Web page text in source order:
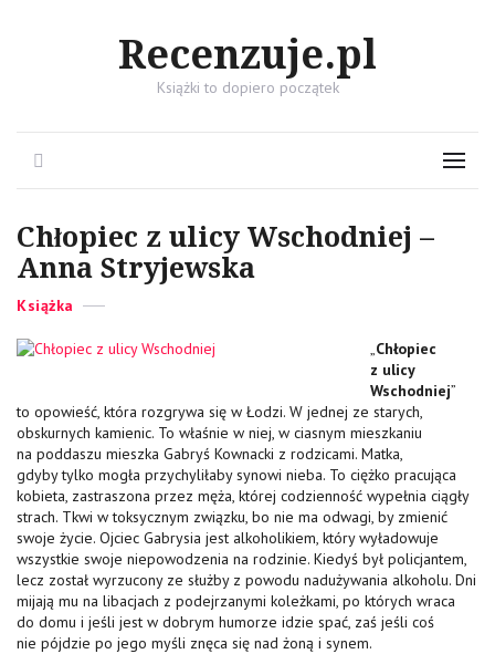
Recenzuje.pl
Książki to dopiero początek
Menu
Chłopiec z ulicy Wschodniej –
Anna Stryjewska
Categories
Książka
„Chłopiec
z ulicy
Wschodniej”
to opowieść, która rozgrywa się w Łodzi. W jednej ze starych,
obskurnych kamienic. To właśnie w niej, w ciasnym mieszkaniu
na poddaszu mieszka Gabryś Kownacki z rodzicami. Matka,
gdyby tylko mogła przychyliłaby synowi nieba. To ciężko pracująca
kobieta, zastraszona przez męża, której codzienność wypełnia ciągły
strach. Tkwi w toksycznym związku, bo nie ma odwagi, by zmienić
swoje życie. Ojciec Gabrysia jest alkoholikiem, który wyładowuje
wszystkie swoje niepowodzenia na rodzinie. Kiedyś był policjantem,
lecz został wyrzucony ze służby z powodu nadużywania alkoholu. Dni
mijają mu na libacjach z podejrzanymi koleżkami, po których wraca
do domu i jeśli jest w dobrym humorze idzie spać, zaś jeśli coś
nie pójdzie po jego myśli znęca się nad żoną i synem.